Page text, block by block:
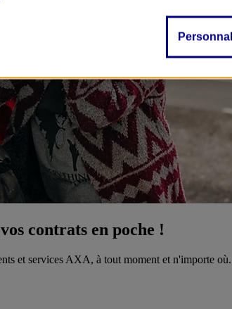
contrats en poche !
et services AXA, à tout moment et n'importe où.